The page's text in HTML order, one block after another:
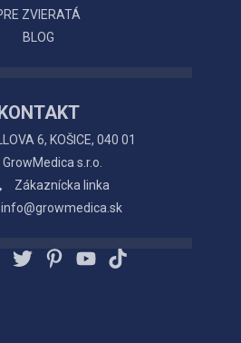
ZVIERATÁ
BLOG
6, KOŠICE, 040 01
GrowMedica s.r.o.
Zákaznícka linka
info@growmedica.sk